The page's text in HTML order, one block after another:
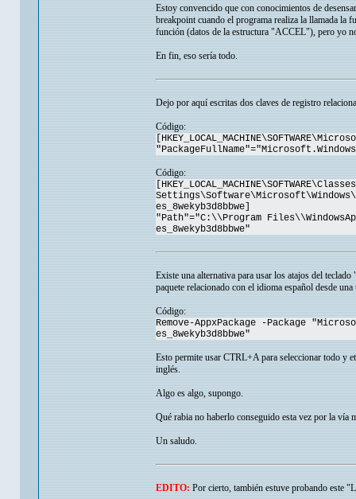
Estoy convencido que con conocimientos de
breakpoint cuando el programa realiza la llamada la
función (datos de la estructura "ACCEL"), pero yo
En fin, eso sería todo.
Dejo por aquí escritas dos claves de registro
Código:
Código:
es_8wekyb3d8bbwe]
"Path"="C:\\Program
es_8wekyb3d8bbwe"
Existe una alternativa para usar los atajos del
paquete relacionado con el idioma español desde
Código:
Remove-AppxPackage -Package
es_8wekyb3d8bbwe"
Esto permite usar CTRL+A para seleccionar todo y
inglés.
Algo es algo, supongo.
Qué rabia no haberlo conseguido esta vez por la vía
Un saludo.
EDITO: Por cierto, también estuve probando este